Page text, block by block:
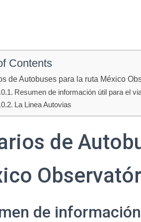
Contents
de Autobuses para la ruta México
Resumen de información útil para el
La Linea Autovias
de
de